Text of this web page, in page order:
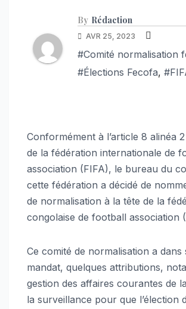
By Rédaction
AVR 25, 2023
#Comité normalisation
#Élections Fecofa,
Conformément à l’article 8 alinéa
de la fédération internationale de
association (FIFA), le bureau du
cette fédération a décidé de
de normalisation à la tête de la
congolaise de football association
Ce comité de normalisation a dans
mandat, quelques attributions,
gestion des affaires courantes de
la surveillance pour que l’élection